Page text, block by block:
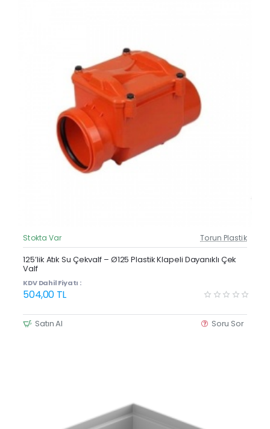
Güncel Fiyat
Stokta Var Torun Plastik
125’lik Atık Su Çekvalf – Ø125 Plastik Klapeli Dayanıklı Çek
Valf
KDV Dahil Fiyatı :
504,00 TL
Satın Al Soru Sor